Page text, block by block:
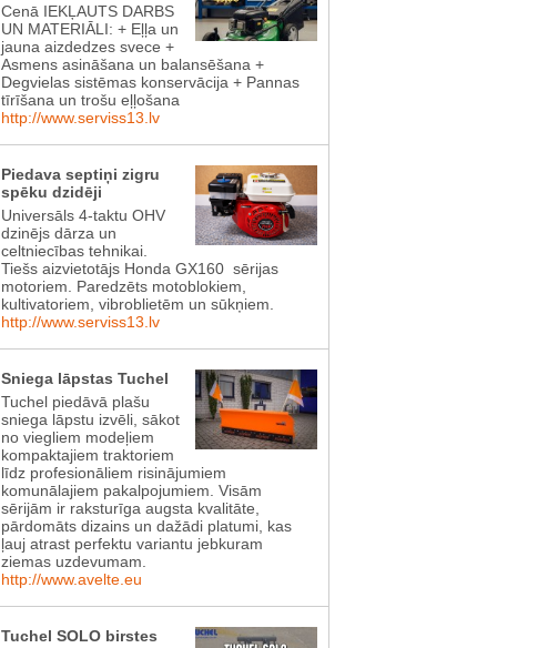
Cenā IEKĻAUTS DARBS
UN MATERIĀLI: + Eļļa un
jauna aizdedzes svece +
Asmens asināšana un balansēšana +
Degvielas sistēmas konservācija + Pannas
tīrīšana un trošu eļļošana
http://www.serviss13.lv
Piedava septiņi zigru
spēku dzidēji
Universāls 4-taktu OHV
dzinējs dārza un
celtniecības tehnikai.
Tiešs aizvietotājs Honda GX160 sērijas
motoriem. Paredzēts motoblokiem,
kultivatoriem, vibroblietēm un sūkņiem.
http://www.serviss13.lv
Sniega lāpstas Tuchel
Tuchel piedāvā plašu
sniega lāpstu izvēli, sākot
no viegliem modeļiem
kompaktajiem traktoriem
līdz profesionāliem risinājumiem
komunālajiem pakalpojumiem. Visām
sērijām ir raksturīga augsta kvalitāte,
pārdomāts dizains un dažādi platumi, kas
ļauj atrast perfektu variantu jebkuram
ziemas uzdevumam.
http://www.avelte.eu
Tuchel SOLO birstes